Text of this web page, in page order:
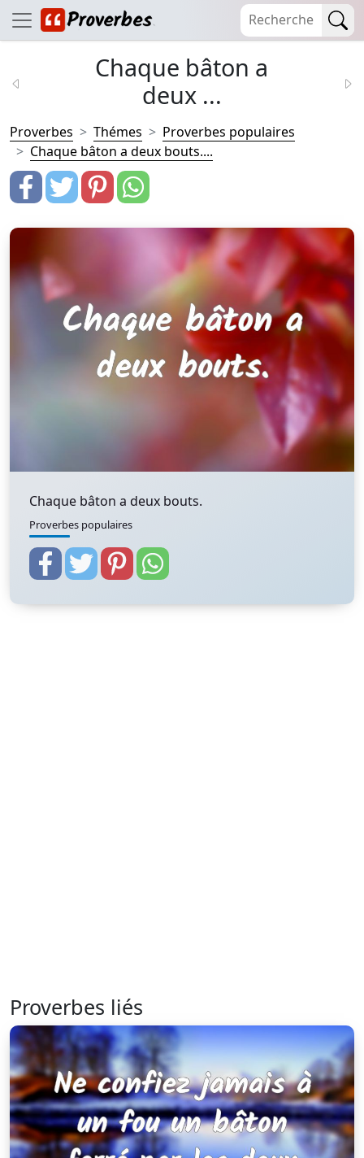
Chaque bâton a
deux ...
Proverbes Thémes
Proverbes populaires
Chaque bâton a deux bouts....
Chaque bâton a deux bouts.
Proverbes populaires
Proverbes liés